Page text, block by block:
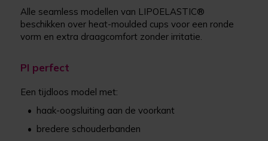
Alle seamless modellen van LIPOELASTIC®
beschikken over heat-moulded cups voor een ronde
vorm en extra draagcomfort zonder irritatie.
PI perfect
Een tijdloos model met:
• haak-oogsluiting aan de voorkant
• bredere schouderbanden